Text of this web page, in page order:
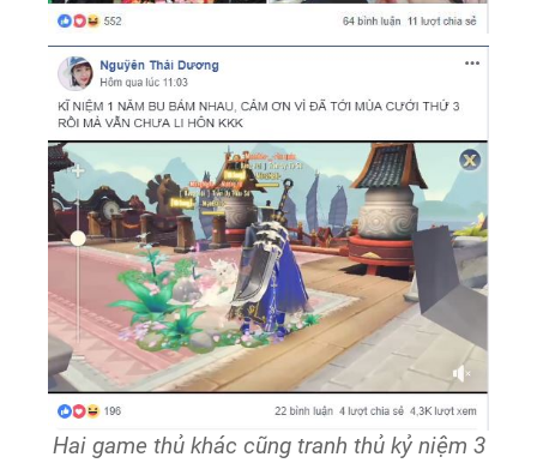
Hai game thủ khác cũng tranh thủ kỷ niệm 3